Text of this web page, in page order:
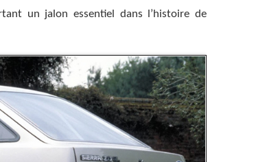
un jalon essentiel dans l’histoire de